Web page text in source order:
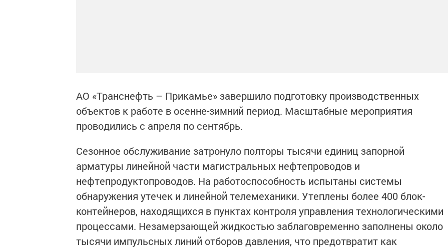
АО «Транснефть – Прикамье» завершило подготовку производственных
объектов к работе в осенне-зимний период. Масштабные мероприятия
проводились с апреля по сентябрь.
Сезонное обслуживание затронуло полторы тысячи единиц запорной
арматуры линейной части магистральных нефтепроводов и
нефтепродуктопроводов. На работоспособность испытаны системы
обнаружения утечек и линейной телемеханики. Утеплены более 400 блок-
контейнеров, находящихся в пунктах контроля управления технологическими
процессами. Незамерзающей жидкостью заблаговременно заполнены около
тысячи импульсных линий отборов давления, что предотвратит как